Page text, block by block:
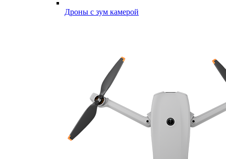
Дроны с зум камерой